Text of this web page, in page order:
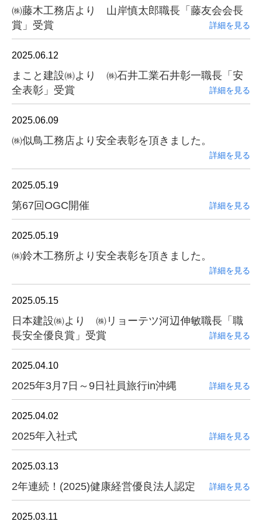
㈱藤木工務店より 山岸慎太郎職長「藤友会会長
賞」受賞
詳細を見る
2025.06.12
まこと建設㈱より ㈱石井工業石井彰一職長「安
全表彰」受賞
詳細を見る
2025.06.09
㈱似鳥工務店より安全表彰を頂きました。
詳細を見る
2025.05.19
第67回OGC開催 詳細を見る
2025.05.19
㈱鈴木工務所より安全表彰を頂きました。
詳細を見る
2025.05.15
日本建設㈱より ㈱リョーテツ河辺伸敏職長「職
長安全優良賞」受賞
詳細を見る
2025.04.10
2025年3月7日～9日社員旅行in沖縄 詳細を見る
2025.04.02
2025年入社式 詳細を見る
2025.03.13
2年連続！(2025)健康経営優良法人認定 詳細を見る
2025.03.11